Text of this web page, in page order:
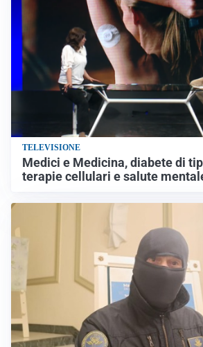
TELEVISIONE
Medici e Medicina, diabete di
terapie cellulari e salute